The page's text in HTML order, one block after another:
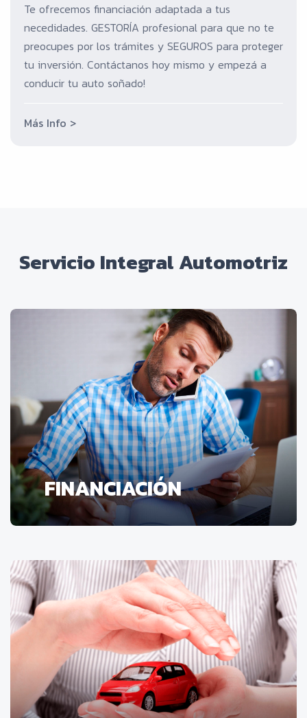
Te ofrecemos financiación adaptada a tus
necedidades. GESTORÍA profesional para que no te
preocupes por los trámites y SEGUROS para proteger
tu inversión. Contáctanos hoy mismo y empezá a
conducir tu auto soñado!
Más Info >
Servicio Integral Automotriz
FINANCIACIÓN